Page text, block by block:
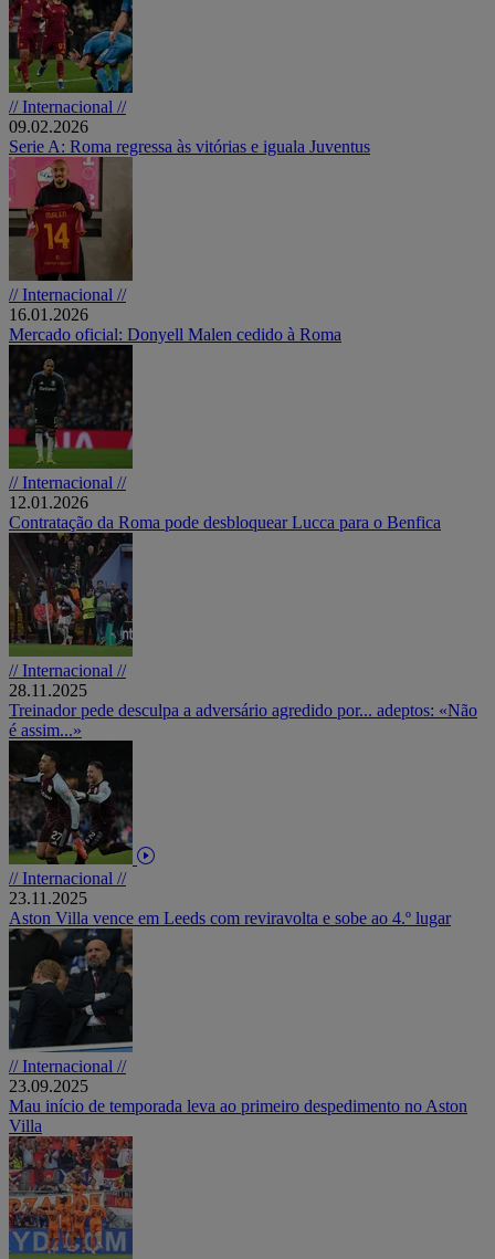
// Internacional //
09.02.2026
Serie A: Roma regressa às vitórias e iguala Juventus
// Internacional //
16.01.2026
Mercado oficial: Donyell Malen cedido à Roma
// Internacional //
12.01.2026
Contratação da Roma pode desbloquear Lucca para o Benfica
// Internacional //
28.11.2025
Treinador pede desculpa a adversário agredido por... adeptos: «Não
é assim...»
// Internacional //
23.11.2025
Aston Villa vence em Leeds com reviravolta e sobe ao 4.º lugar
// Internacional //
23.09.2025
Mau início de temporada leva ao primeiro despedimento no Aston
Villa